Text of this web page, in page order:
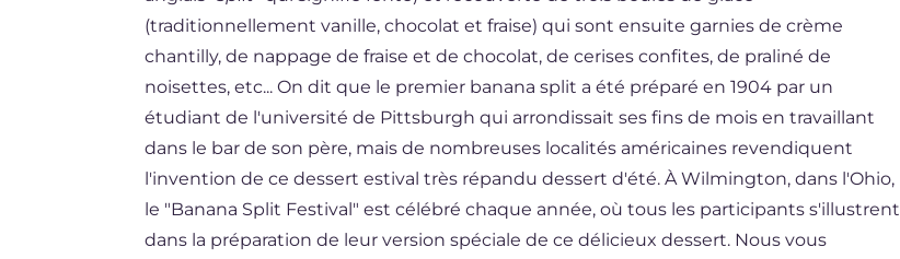
NL
(traditionnellement vanille, chocolat et fraise) qui sont ensuite garnies de crème
chantilly, de nappage de fraise et de chocolat, de cerises confites, de praliné de
noisettes, etc... On dit que le premier banana split a été préparé en 1904 par un
étudiant de l'université de Pittsburgh qui arrondissait ses fins de mois en travaillant
dans le bar de son père, mais de nombreuses localités américaines revendiquent
l'invention de ce dessert estival très répandu dessert d'été. À Wilmington, dans l'Ohio,
le "Banana Split Festival" est célébré chaque année, où tous les participants s'illustrent
dans la préparation de leur version spéciale de ce délicieux dessert. Nous vous